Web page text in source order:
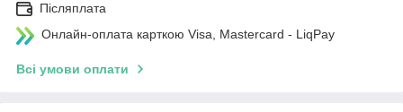
Післяплата
Онлайн-оплата карткою Visa, Mastercard - LiqPay
Всі умови оплати